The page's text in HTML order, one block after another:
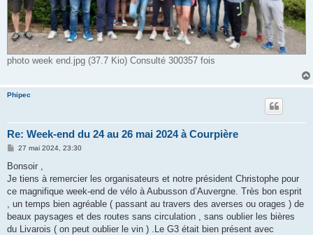
photo week end.jpg (37.7 Kio) Consulté 300357 fois
Phipec
Re: Week-end du 24 au 26 mai 2024 à Courpière
M
s
a
g
27 mai 2024, 23:30
Bonsoir ,
Je tiens à remercier les organisateurs et notre président Christophe pour
ce magnifique week-end de vélo à Aubusson d’Auvergne. Très bon esprit
, un temps bien agréable ( passant au travers des averses ou orages ) de
beaux paysages et des routes sans circulation , sans oublier les bières
du Livarois ( on peut oublier le vin ) .Le G3 était bien présent avec